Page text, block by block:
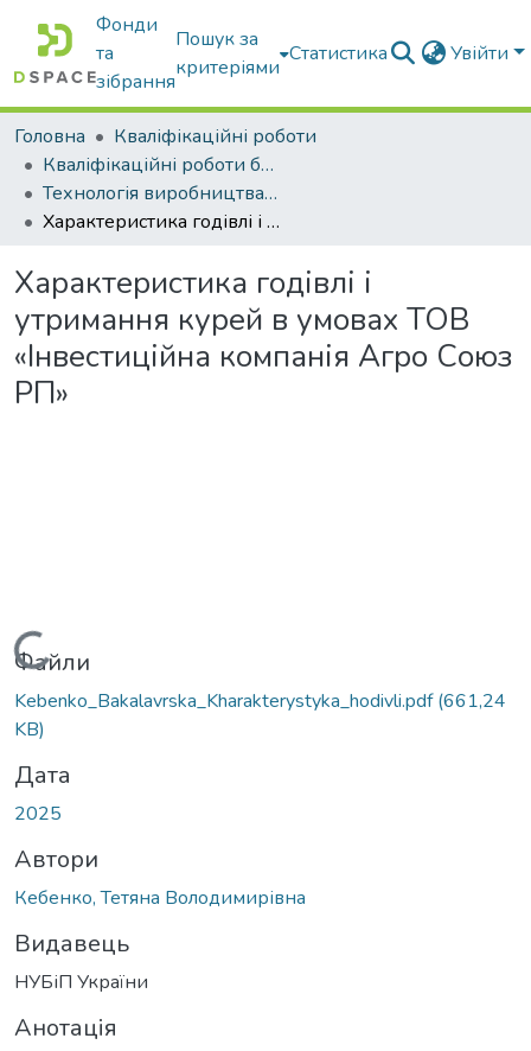
Фонди
та
зібрання
Пошук за
критеріями
Статистика Увійти
Головна
Кваліфікаційні роботи
Кваліфікаційні роботи бакалаврів
Технологія виробництва і переробки продукції тваринництва
Характеристика годівлі і утримання курей в умовах ТОВ «Інвестиційна компанія Агро Союз РП»
Характеристика годівлі і
утримання курей в умовах ТОВ
«Інвестиційна компанія Агро Союз
РП»
Вантажиться...
Файли
Kebenko_Bakalavrska_Kharakterystyka_hodivli.pdf(661,24
KB)
Дата
2025
Автори
Кебенко, Тетяна Володимирівна
Видавець
НУБіП України
Анотація